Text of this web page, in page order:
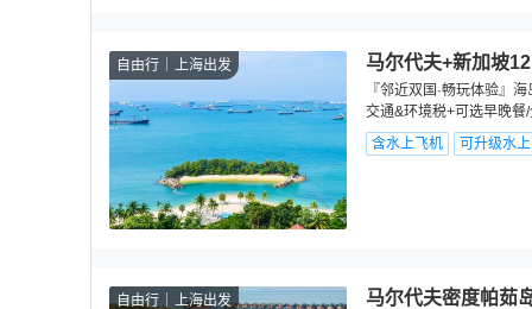
自由行 上海出发 马尔代夫+新加坡
『邻近双国·畅玩体验』
交通&环境税+可选早晚餐
含水上飞机
可升级水
自由行 上海出发 马尔代夫密度帕茹